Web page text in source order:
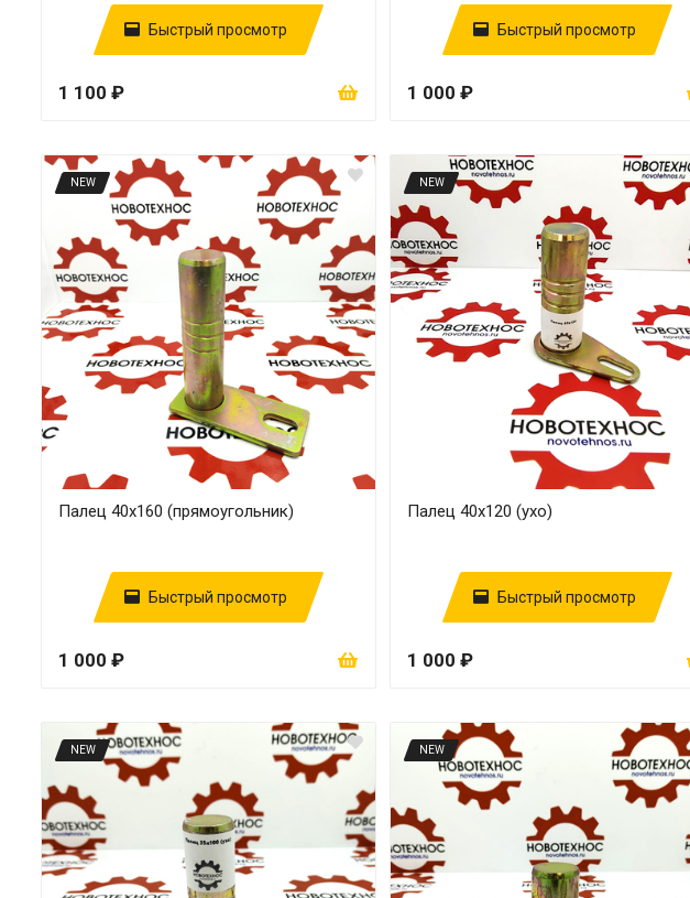
Быстрый просмотр
1 100 ₽
Быстрый просмотр
1 000 ₽
NEW
Палец 40х160 (прямоугольник)
Быстрый просмотр
1 000 ₽
NEW
Палец 40х120 (ухо)
Быстрый просмотр
1 000 ₽
NEW NEW